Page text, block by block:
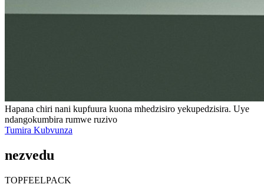
Hapana chiri nani kupfuura kuona mhedzisiro yekupedzisira. Uye
ndangokumbira rumwe ruzivo
Tumira Kubvunza
nezvedu
TOPFEELPACK